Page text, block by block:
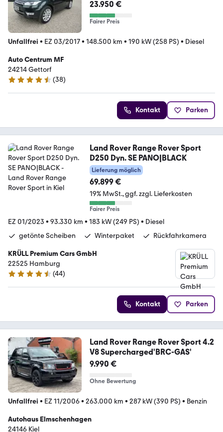
23.950 €
Fairer Preis
Unfallfrei • EZ 03/2017• 148.500 km • 190 kW (258 PS) • Diesel
Auto Centrum MF
24214 Gettorf
4.4 Sterne
(38)
Kontakt Parken
Land Rover Range Rover Sport
D250 Dyn. SE PANO|BLACK
Lieferung möglich
69.899 €
19% MwSt. ggf. zzgl. Lieferkosten
Fairer Preis
EZ 01/2023 • 93.330 km • 183 kW (249 PS) • Diesel
getönte Scheiben
Winterpaket Rückfahrkamera
KRÜLL Premium Cars GmbH
22525 Hamburg
4.4 Sterne
(44)
Kontakt Parken
Land Rover Range Rover Sport 4.2
V8 Supercharged'BRC-GAS'
9.990 €
Ohne Bewertung
Unfallfrei • EZ 11/2006• 263.000 km • 287 kW (390 PS) • Benzin
Autohaus Elmschenhagen
24146 Kiel